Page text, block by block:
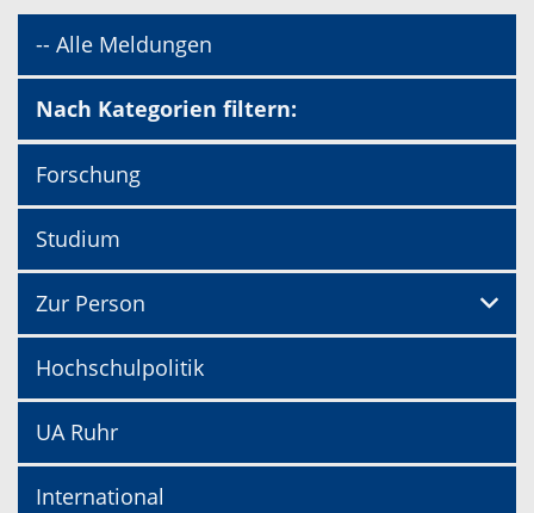
-- Alle Meldungen
Nach Kategorien filtern:
Forschung
Studium
Zur Person
Hochschulpolitik
UA Ruhr
International